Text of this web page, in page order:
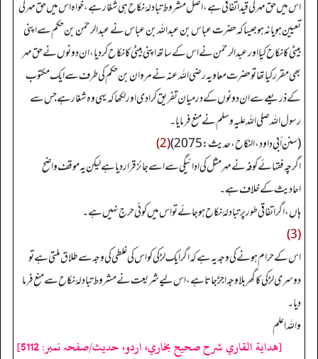
اس میں حق مہر کی قید اتفاقی ہے، اصل مشروط تبادلۂ نکاح ہی شغار ہے، خواہ اس میں حق مہر کی
تعیین ہو یا نہ ہو جیسا کہ حضرت عباس بن عبداللہ بن عباس نے عبدالرحمٰن بن حکم سے اپنی
بیٹی کا نکاح کیا اور عبدالرحمٰن نے اس کے ساتھ اپنی بیٹی کا نکاح کر دیا، ان دونوں نے حق مہر
بھی مقرر کیا تھا تو حضرت معاویہ رضی اللہ عنہ نے مروان بن حکم کی طرف سے ایک مکتوب
کے ذریعے سے ان دونوں کے درمیان تفریق کرا دی اور لکھا کہ یہی وہ شغار ہے جس سے
رسول اللہ صلی اللہ علیہ وسلم نے منع فرمایا۔
(سنن أبي داود، النکاح، حدیث: 2075)
(2)
اگرچہ فقہائے کوفہ نے مہر مثل کی ادائیگی سے اسے جائز قرار دیا ہے لیکن یہ موقف واضح
احادیث کے خلاف ہے۔
ہاں، اگر اتفاقی طور پر تبادلۂ نکاح ہو جائے تو اس میں کوئی حرج نہیں ہے۔
(3)
اس کے حرام ہونے کی وجہ یہ ہےکہ اگر ایک لڑکی کو اس کی غلطی کی وجہ سے طلاق ملتی ہے تو
دوسری لڑکی کا گھر بلا وجہ اجڑ جاتا ہے، اس لیے شریعت نے مشروط تبادلۂ نکاح سے منع فرما
دیا۔
والله اعلم
[هداية القاري شرح صحيح بخاري، اردو، حدیث/صفحہ نمبر: 5112]